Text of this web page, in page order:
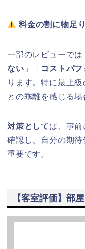
料金の割に物足
一部のレビューでは
ない 」「 コストパ
ります。特に最上
との乖離を感じる場
対策としては、事前
確認し、自分の期
重要です。
【客室評価】部